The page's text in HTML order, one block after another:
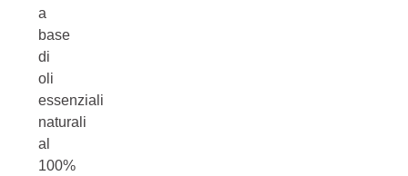
a
base
di
oli
essenziali
naturali
al
100%